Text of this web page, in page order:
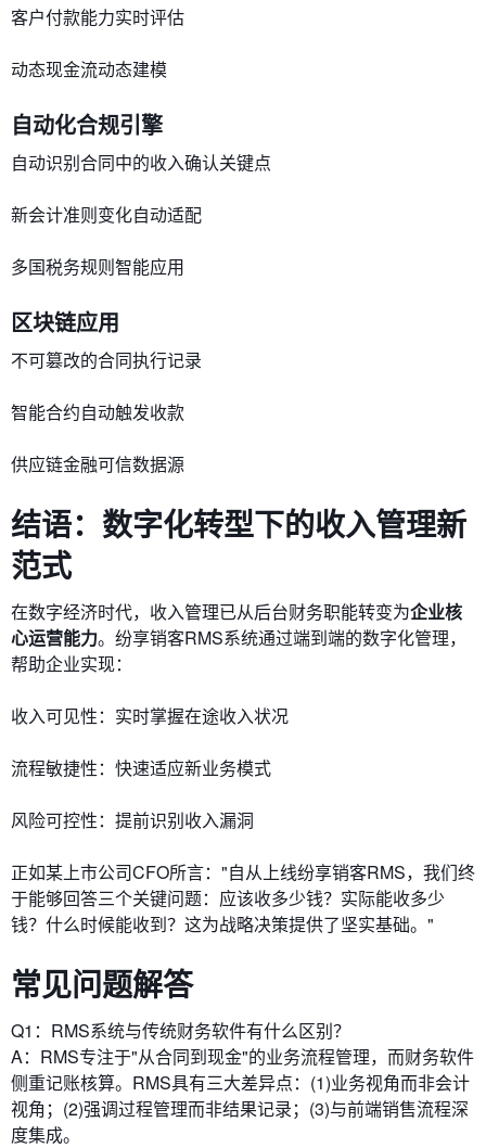
客户付款能力实时评估
动态现金流动态建模
​自动化合规引擎​
自动识别合同中的收入确认关键点
新会计准则变化自动适配
多国税务规则智能应用
​区块链应用​
不可篡改的合同执行记录
智能合约自动触发收款
供应链金融可信数据源
结语：数字化转型下的收入管理新
范式
在数字经济时代，收入管理已从后台财务职能转变为​​企业核
心运营能力​​。纷享销客RMS系统通过端到端的数字化管理，
帮助企业实现：
收入可见性​​：实时掌握在途收入状况
​​流程敏捷性​​：快速适应新业务模式
​​风险可控性​​：提前识别收入漏洞
正如某上市公司CFO所言："自从上线纷享销客RMS，我们终
于能够回答三个关键问题：应该收多少钱？实际能收多少
钱？什么时候能收到？这为战略决策提供了坚实基础。"
常见问题解答
Q1：RMS系统与传统财务软件有什么区别？​​
A：RMS专注于"从合同到现金"的业务流程管理，而财务软件
侧重记账核算。RMS具有三大差异点：(1)业务视角而非会计
视角；(2)强调过程管理而非结果记录；(3)与前端销售流程深
度集成。